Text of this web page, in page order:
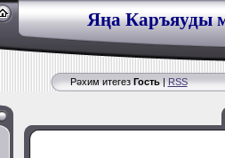
Яңа Каръяуды
Рәхим итегез Гость|RSS